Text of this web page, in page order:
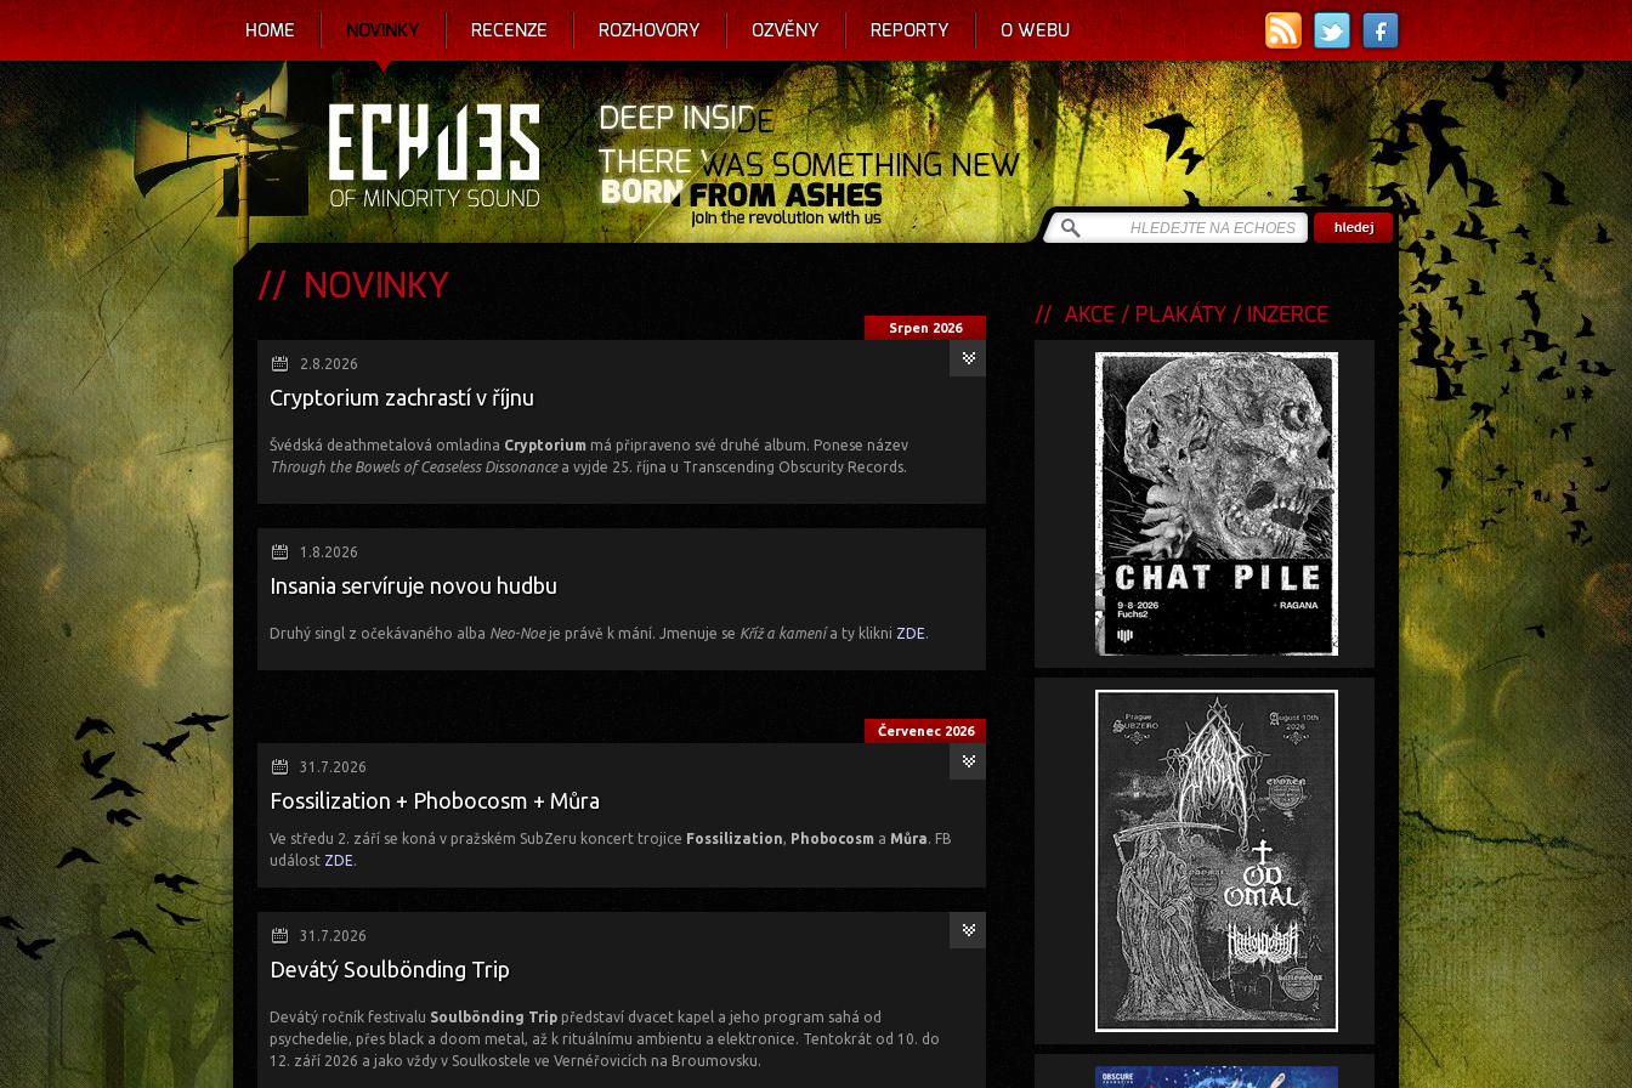
HOME NOVINKY RECENZE ROZHOVORY OZVĚNY REPORTY O WEBU
NOVINKY
Srpen 2026
2.8.2026
Cryptorium zachrastí v říjnu
Švédská deathmetalová omladina Cryptorium má připraveno své druhé album. Ponese název
Through the Bowels of Ceaseless Dissonancea vyjde 25. října u Transcending Obscurity Records.
Carnage nebo Grave. První skladby k poslechu
1.8.2026
Insania servíruje novou hudbu
Druhý singl z očekávaného alba Neo-Noeje právě k mání. Jmenuje se Kříž a kamenía ty klikni ZDE.
Červenec 2026
31.7.2026
Fossilization + Phobocosm + Můra
Ve středu 2. září se koná v pražském SubZeru koncert trojice Fossilization, Phobocosm a Můra. FB
událost ZDE.
Platební údaje obdržíte v odpovědi.
Cena jednoho lístku je450 Kč / 19 €
Kdy: středa 2. září 2026
31.7.2026
Devátý Soulbönding Trip
Devátý ročník festivalu Soulbönding Trip představí dvacet kapel a jeho program sahá od
psychedelie, přes black a doom metal, až k rituálnímu ambientu a elektronice. Tentokrát od 10. do
12. září 2026 a jako vždy v Soulkostele ve Vernéřovicích na Broumovsku.
AKCE / PLAKÁTY / INZERCE